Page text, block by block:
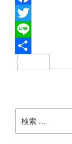
F
a
c
e
o
T
w
i
e
L
i
ナ
ビ
索: